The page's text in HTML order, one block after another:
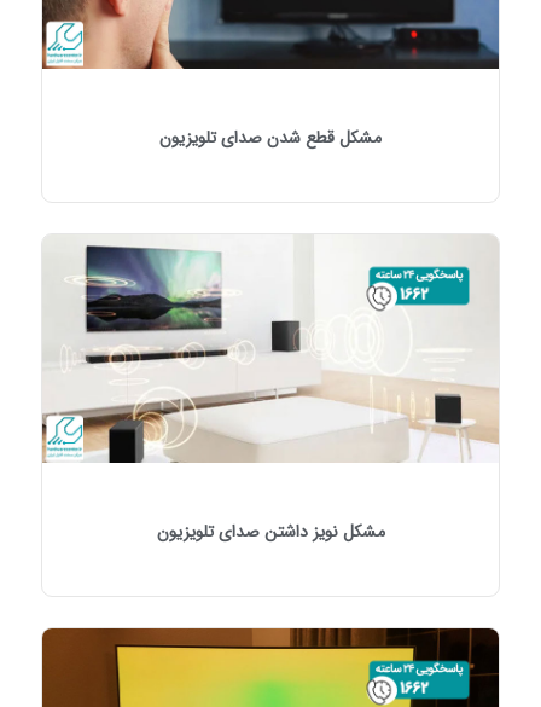
مشکل قطع شدن صدای تلویزیون
مشکل نویز داشتن صدای تلویزیون